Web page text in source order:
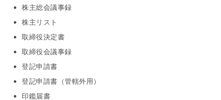
株主総会議事録
株主リスト
取締役決定書
取締役会議事録
登記申請書
登記申請書（管轄外用）
印鑑届書